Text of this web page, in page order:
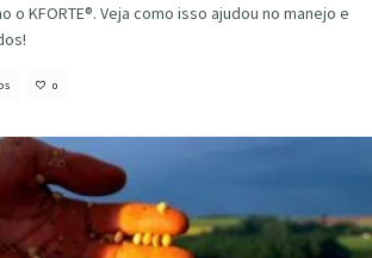
o KFORTE®. Veja como isso ajudou no manejo e
0